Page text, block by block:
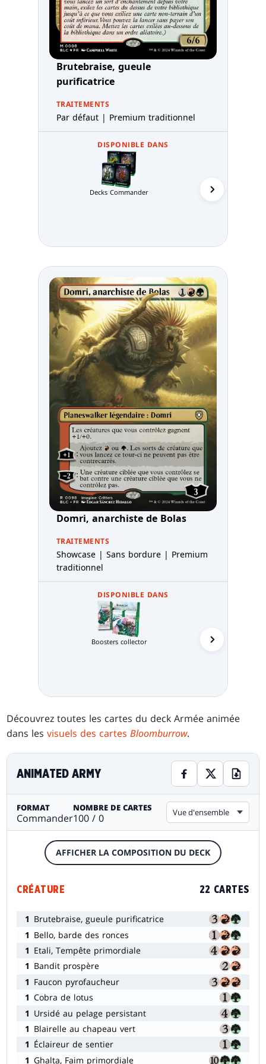
Brutebraise, gueule
purificatrice
TRAITEMENTS
Par défaut | Premium traditionnel
DISPONIBLE DANS
Decks Commander
Domri, anarchiste de Bolas
TRAITEMENTS
Showcase | Sans bordure | Premium
traditionnel
DISPONIBLE DANS
Boosters collector
Découvrez toutes les cartes du deck Armée animée
dans lesvisuels des cartesBloomburrow.
ANIMATED ARMY
FORMAT
Commander
NOMBRE DE CARTES
100 / 0 Vue d'ensemble
AFFICHER LA COMPOSITION DU DECK
CRÉATURE 22 CARTES
1 Brutebraise, gueule purificatrice
1 Bello, barde des ronces
1 Etali, Tempête primordiale
1 Bandit prospère
1 Faucon pyrofaucheur
1 Cobra de lotus
1 Ursidé au pelage persistant
1 Blairelle au chapeau vert
1 Éclaireur de sentier
1 Ghalta, Faim primordiale